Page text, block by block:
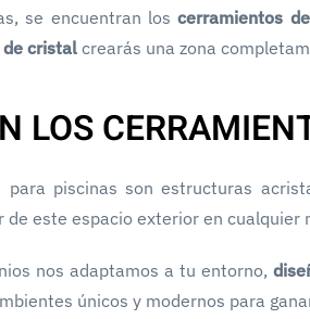
se encuentran loscerramientos
cristal crearás una zona
LOS
para piscinas son estructuras
este espacio exterior en cualquier
nos adaptamos a tu entorno,
únicos y modernos para